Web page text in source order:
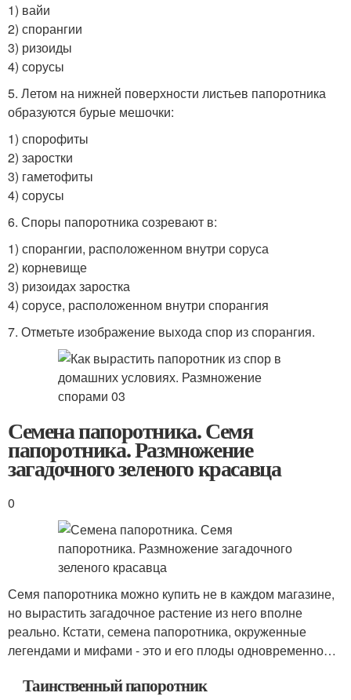
1) вайи
2) спорангии
3) ризоиды
4) сорусы
5. Летом на нижней поверхности листьев папоротника
образуются бурые мешочки:
1) спорофиты
2) заростки
3) гаметофиты
4) сорусы
6. Споры папоротника созревают в:
1) спорангии, расположенном внутри соруса
2) корневище
3) ризоидах заростка
4) сорусе, расположенном внутри спорангия
7. Отметьте изображение выхода спор из спорангия.
Семена папоротника. Семя
папоротника. Размножение
загадочного зеленого красавца
0
Семя папоротника можно купить не в каждом магазине,
но вырастить загадочное растение из него вполне
реально. Кстати, семена папоротника, окруженные
легендами и мифами - это и его плоды одновременно…
Таинственный папоротник